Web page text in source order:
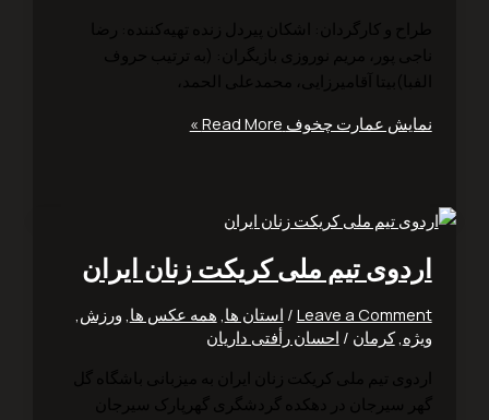
عمارت چخوفRead More »
تیم ملی کریکت زنان ایران
Leave a
/استان ها , همه عکس ها,ورزش,
کرمان/احسان رأفتی داریان